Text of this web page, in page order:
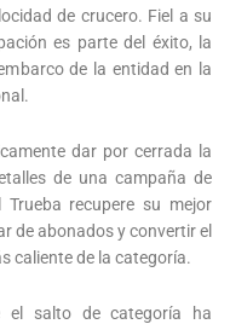
de crucero. Fiel a su
es parte del éxito, la
de la entidad en la
dar por cerrada la
de una campaña de
recupere su mejor
de abonados y convertir el
caliente de la categoría.
el salto de categoría ha